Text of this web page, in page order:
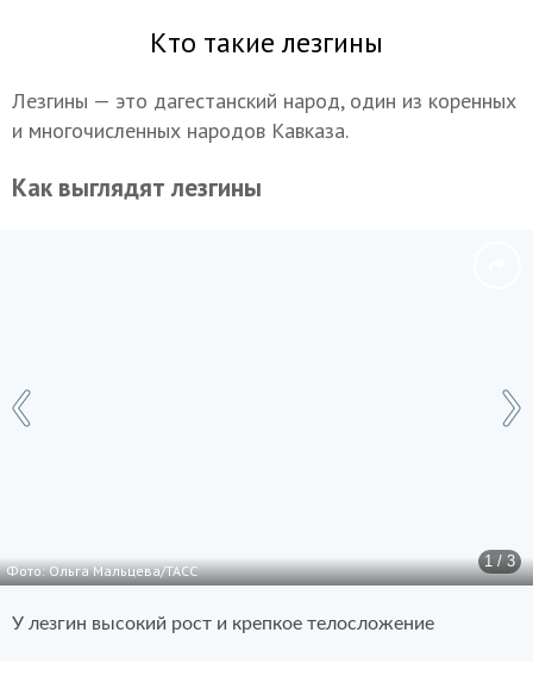
Кто такие лезгины
Лезгины — это дагестанский народ, один из коренных
и многочисленных народов Кавказа.
Как выглядят лезгины
1 / 3
Фото: Ольга Мальцева/ТАСС
У лезгин высокий рост и крепкое телосложение